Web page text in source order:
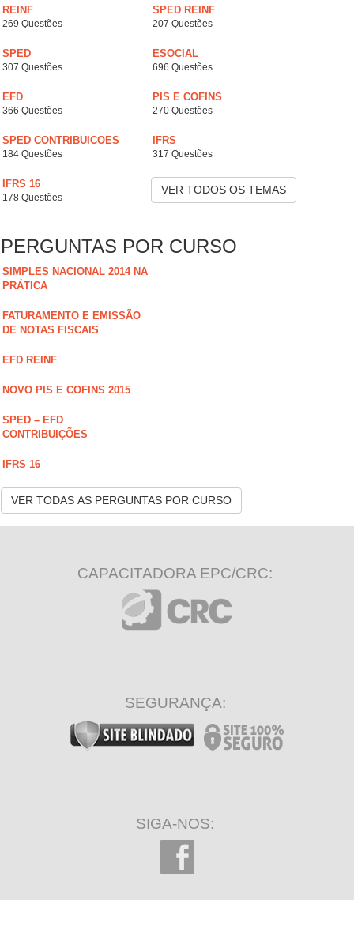
REINF
269 Questões
SPED REINF
207 Questões
SPED
307 Questões
ESOCIAL
696 Questões
EFD
366 Questões
PIS E COFINS
270 Questões
SPED CONTRIBUICOES
184 Questões
IFRS
317 Questões
IFRS 16
178 Questões
VER TODOS OS TEMAS
PERGUNTAS POR CURSO
SIMPLES NACIONAL 2014 NA
PRÁTICA
FATURAMENTO E EMISSÃO
DE NOTAS FISCAIS
EFD REINF
NOVO PIS E COFINS 2015
SPED – EFD
CONTRIBUIÇÕES
IFRS 16
VER TODAS AS PERGUNTAS POR CURSO
CAPACITADORA EPC/CRC:
SEGURANÇA:
SIGA-NOS: